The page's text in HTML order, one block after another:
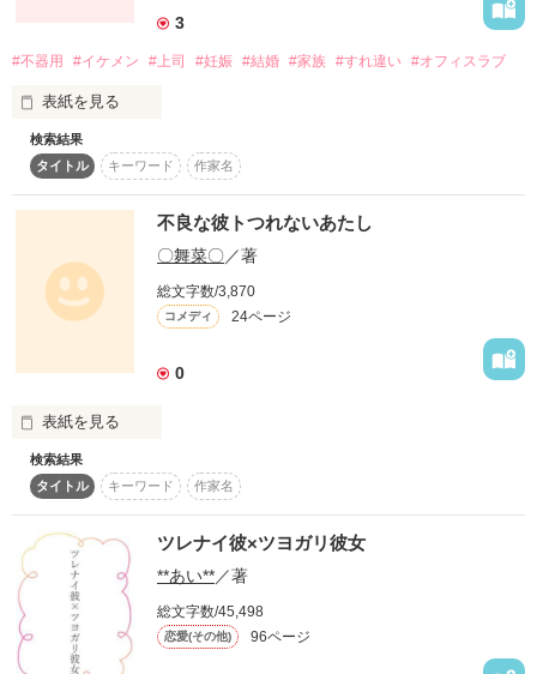
「自慢のその女子力とやらで
犬猿の仲の同期から挑発され――……
「絶対に私のことを好きにさせてみせるから！」
うっかり乗ってしまった。
よーし！　好きにさせた後にこっぴどく振ってやる！
ところが……あらら？
ドキッとさせられるのは私の方ばかり。
＊＊＊＊＊＊＊＊
明るくて一生懸命
＜落ちこぼれ設計士＞
宇佐美　悠里　27歳
クールで無愛想
3
#不器用 #イケメン #上司 #妊娠 #結婚 #家族 #すれ違い #オフィスラブ
表紙を見る
進藤響（28歳）
HIBIKI SHINDO
早瀬デザイン事務所勤務　グラフィックデザイナー
早瀬隆之介（33歳）
RYUNOSUKE HAYASE
早瀬デザイン事務所代表取締役社長
グラフィックデザイナー・アートディレクター
AYANO YOSHIZAWA
早瀬の広告代理店時代の同僚
グラフィックデザイナー・アートディレクター
垣内修二（33歳）
SHUJI KAKIUCHI
吉澤コーポレーション　部長
綾乃の従兄
検索結果
タイトル
キーワード 作家名
不良な彼トつれないあたし
〇舞菜〇／著
総文字数/3,870
コメディ 24ページ
0
表紙を見る
「真原木先輩は危ないよ」
学校でいつも聞こえてくる言葉と名前。
あたしたちの不釣り合いな恋の始まり。
検索結果
タイトル
キーワード 作家名
ツレナイ彼×ツヨガリ彼女
**あい**／著
総文字数/45,498
恋愛(その他) 96ページ